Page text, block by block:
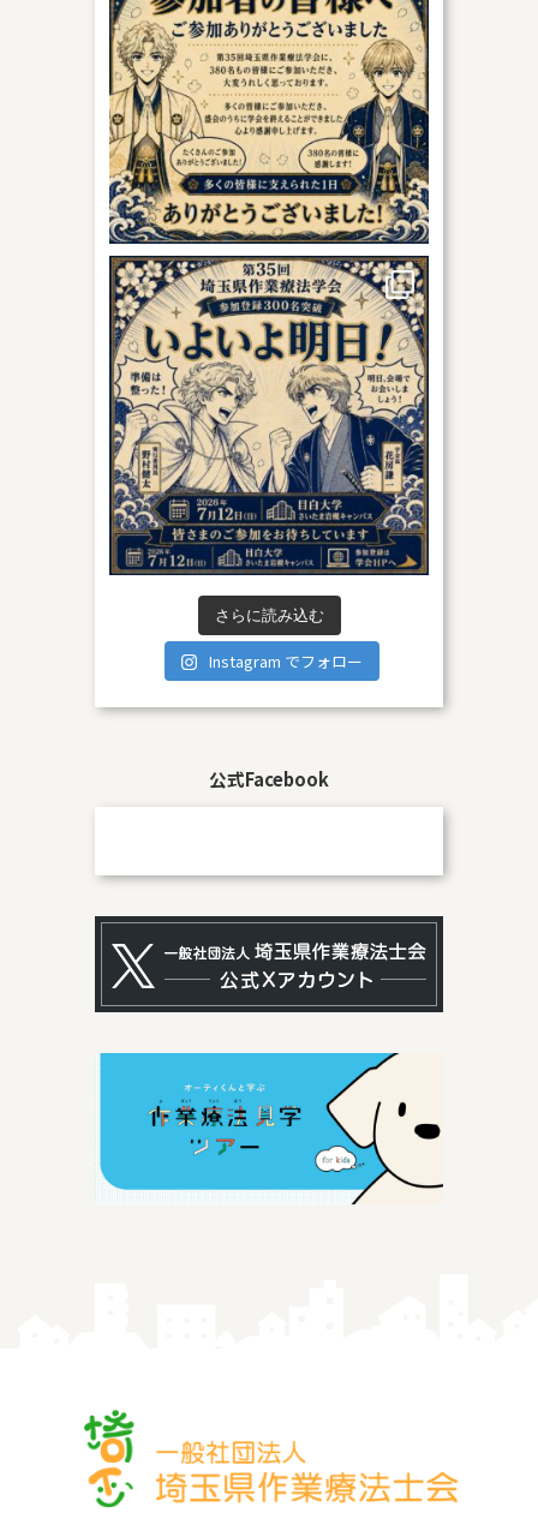
さらに読み込む
Instagram でフォロー
公式Facebook